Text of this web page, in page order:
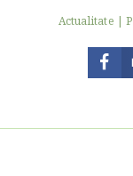
Actualitate |